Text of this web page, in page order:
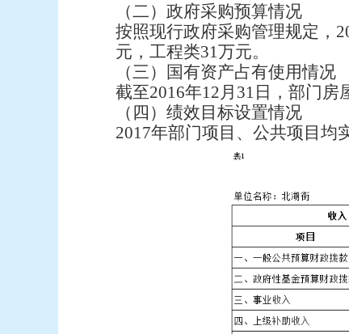
（二）政府采购预算情况
按照现行政府采购管理规定，
元，工程类31万元。
（三）国有资产占有使用情况
截至2016年12月31日，部门房
（四）绩效目标设置情况
2017年部门项目、公共项目均